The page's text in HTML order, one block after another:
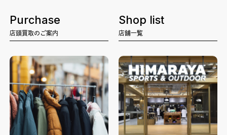
Purchase
店頭買取のご案内
Shop list
店舗一覧